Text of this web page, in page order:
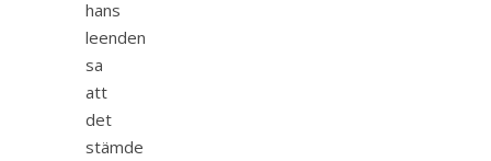
hans
leenden
sa
att
det
stämde